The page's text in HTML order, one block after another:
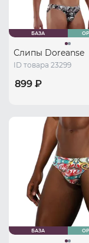
БАЗА
Слипы Doreanse
ID товара 23299
899 ₽
БАЗА